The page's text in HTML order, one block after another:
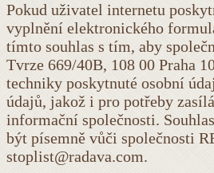
Pokud uživatel internetu
vyplnění elektronického
tímto souhlas s tím, aby
Tvrze 669/40B, 108 00 Praha
techniky poskytnuté osobní
údajů, jakož i pro potřeby
informační společnosti.
být písemně vůči společnosti
stoplist@radava.com.